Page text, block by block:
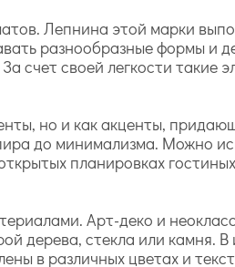
Лепнина этой марки
разнообразные формы и
счет своей легкости
но и как акценты,
до минимализма. Можно
планировках
Арт-деко и
дерева, стекла или камня.
в различных цветах и